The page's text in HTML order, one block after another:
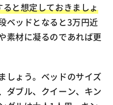
と想定しておきましょ
ベッドとなると3万円近
素材に凝るのであれば更
しょう。ベッドのサイズ
ダブル、クイーン、キン